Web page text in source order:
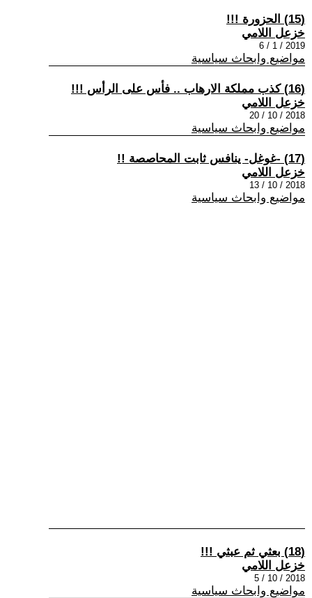
(15) الحزورة !!!
خزعل اللامي
2019 / 1 / 6
مواضيع وابحاث سياسية
(16) كذب مملكة الارهاب .. فأس على الرأس !!!
خزعل اللامي
2018 / 10 / 20
مواضيع وابحاث سياسية
(17) -غوغل- ينافس ثابت المحاصصة !!
خزعل اللامي
2018 / 10 / 13
مواضيع وابحاث سياسية
(18) بعثي ثم عبثي !!!
خزعل اللامي
2018 / 10 / 5
مواضيع وابحاث سياسية